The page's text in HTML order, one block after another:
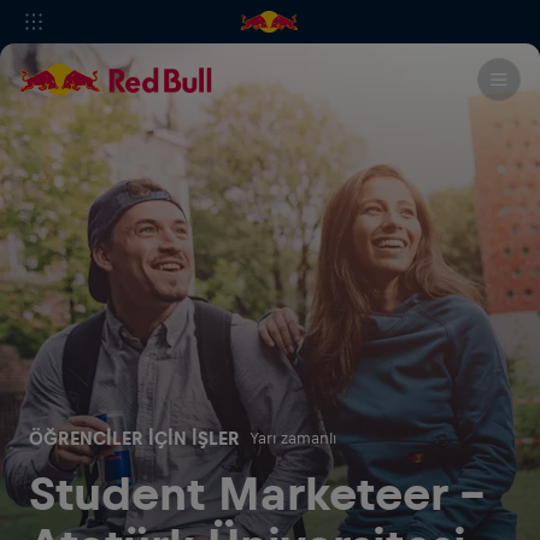
ÖĞRENCILER IÇIN İŞLER Yarı zamanlı
Student Marketeer -